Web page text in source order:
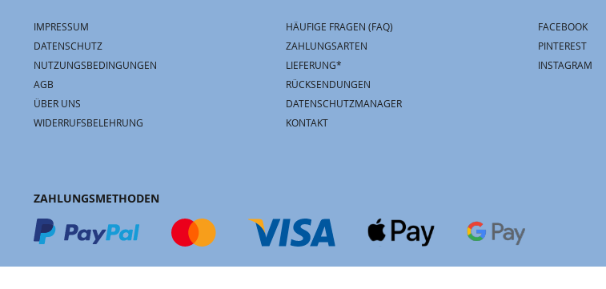
IMPRESSUM
DATENSCHUTZ
NUTZUNGSBEDINGUNGEN
AGB
ÜBER UNS
WIDERRUFSBELEHRUNG
HÄUFIGE FRAGEN (FAQ)
ZAHLUNGSARTEN
LIEFERUNG*
RÜCKSENDUNGEN
DATENSCHUTZMANAGER
KONTAKT
FACEBOOK
PINTEREST
INSTAGRAM
ZAHLUNGSMETHODEN